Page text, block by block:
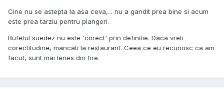
Cine nu se astepta la asa ceva,... nu a gandit prea bine si acum
este prea tarziu pentru plangeri.
Bufetul suedez nu este 'corect' prin definitie. Daca vreti
corectitudine, mancati la restaurant. Ceea ce eu recunosc ca am
facut, sunt mai lenes din fire.